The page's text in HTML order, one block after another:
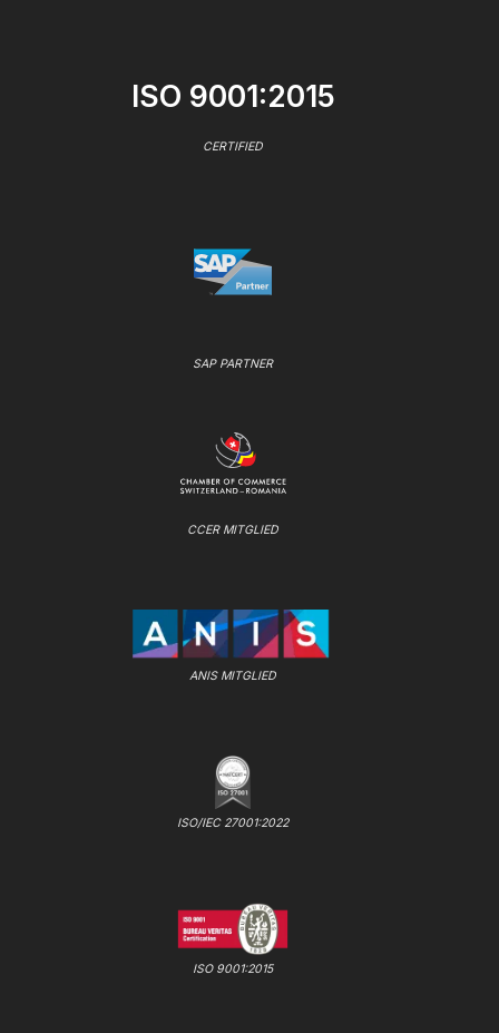
ISO 9001:2015
CERTIFIED
SAP PARTNER
CCER MITGLIED
ANIS MITGLIED
ISO/IEC 27001:2022
ISO 9001:2015